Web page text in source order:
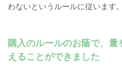
わないというルールに従います。
購入のルールのお蔭で、量
えることができました